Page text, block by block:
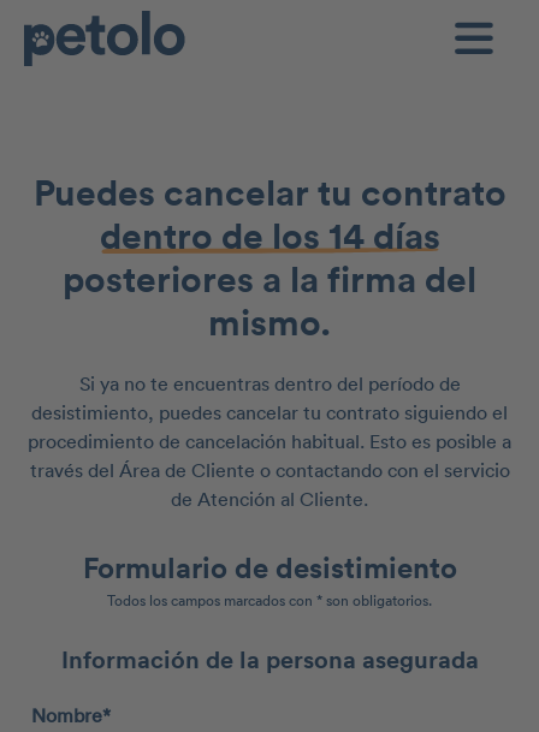
Puedes cancelar tu contrato
dentro de los 14 días
posteriores a la firma del
mismo.
Si ya no te encuentras dentro del período de
desistimiento, puedes cancelar tu contrato siguiendo el
procedimiento de cancelación habitual. Esto es posible a
través del Área de Cliente o contactando con el servicio
de Atención al Cliente.
Formulario de desistimiento
Todos los campos marcados con * son obligatorios.
Información de la persona asegurada
Nombre*